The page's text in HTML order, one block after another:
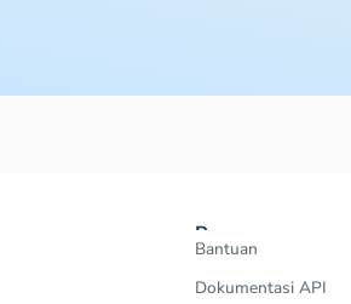
Resources
Bantuan
Dokumentasi API